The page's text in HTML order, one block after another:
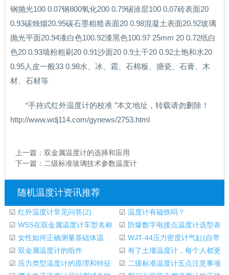
钢抛光100 0.07钢800氧化200 0.79锡涂层100 0.07砖表面20
0.93碳烛烟20.95碳石墨粗糙表面20 0.98混凝土表面20.92玻璃
抛光平面20.94漆白色100.92漆黑色100.97 25mm 20 0.72纸白
色20 0.93墙粉粗刷20 0.91沙面20 0.9土干20 0.92土饱和水20
0.95人皮一般33 0.98水、冰、霜、石棉板、搪瓷、石膏、木
材、石材等
“手持式红外温度计的校准 ”本文地址，转载请勿删除！
http://www.wdj114.com/gynews/2753.html
上一篇： 双金属温度计的选择和应用
下一篇： 二级标准玻璃技术参数温度计
随机温度计资讯推荐
☑ 红外温度计常见问答(2) ☑ 温度计有磁铁吗？
☑ WSS在双金属温度计车型名称
中的含义
☑ 防爆数字电接点温度计选型表
☑ 女性如何正确测量基础体温 ☑ WJT-44压力密度计气缸(自带
密度计和温度计)
☑ 双金属温度计的组件 ☑ 有了土壤温度计，每个人都更
喜欢吃饺子。
☑ 压力类型温度计的原理和特征
☑ 二级标准温度计五点注意事项